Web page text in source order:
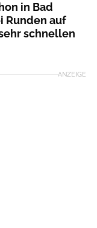
in Bad
Runden auf
schnellen
ANZEIGE